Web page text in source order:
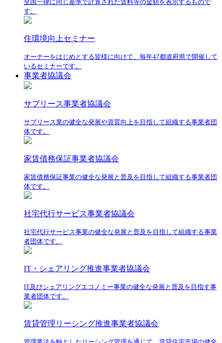
全国一律に同じ基準で計算された賃料等の金額を表示するもので
す。
住環境向上セミナー
オーナーをはじめとする皆様に向けて、毎年47都道府県で開催して
いるセミナーです。
事業者協議会
サブリース事業者協議会
サブリース業の健全な発展や資質向上を目指して組織する事業者団
体です。
家賃債務保証事業者協議会
家賃債務保証事業の健全な発展と普及を目指して組織する事業者団
体です。
社宅代行サービス事業者協議会
社宅代行サービス事業の健全な発展と普及を目指して組織する事業
者団体です。
IT・シェアリング推進事業者協議会
IT及びシェアリングエコノミー事業の健全な発展と普及を目指す事
業者団体です。
賃貸管理リーシング推進事業者協議会